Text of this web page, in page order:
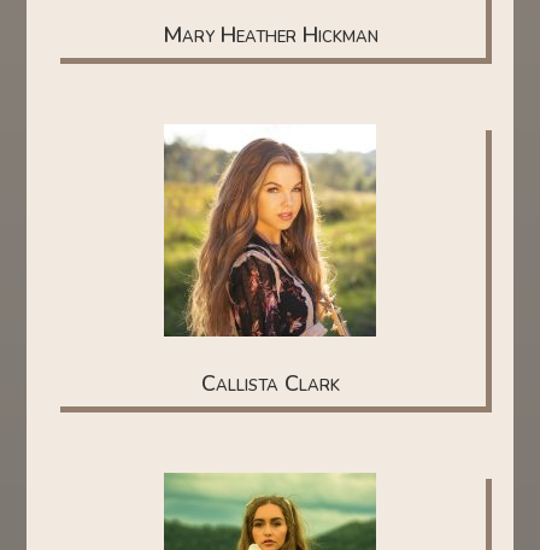
Mary Heather Hickman
Callista Clark